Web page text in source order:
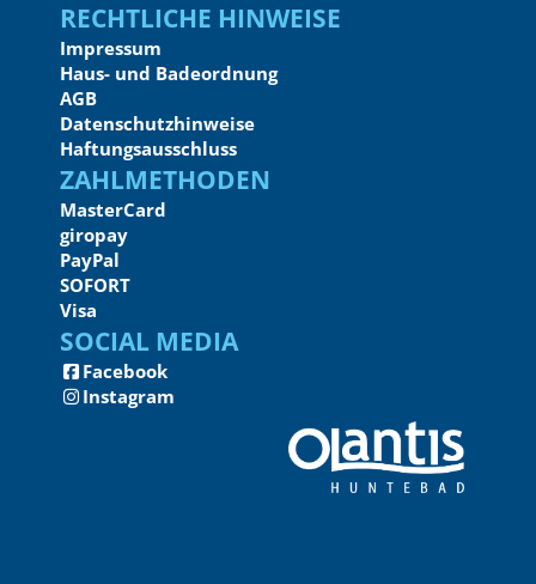
Rechtliche Hinweise
Impressum
Haus- und Badeordnung
AGB
Datenschutzhinweise
Haftungsausschluss
Zahlmethoden
MasterCard
giropay
PayPal
SOFORT
Visa
Social Media
Facebook
Instagram